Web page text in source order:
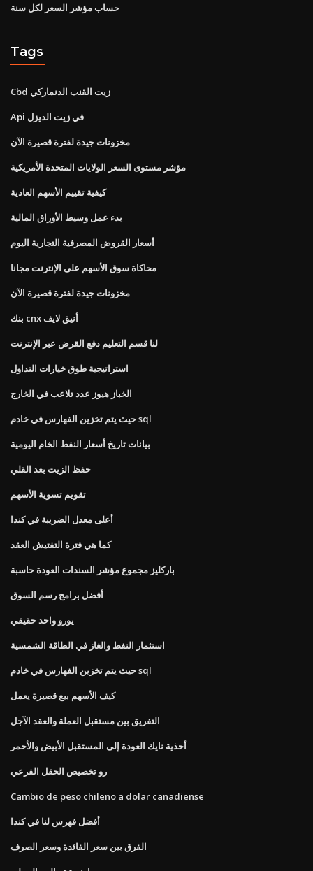
حساب مؤشر السعر لكل سنة
Tags
Cbd زيت القنب الدنماركي
Api في زيت الديزل
مخزونات جيدة لفترة قصيرة الآن
مؤشر مستوى السعر الولايات المتحدة الأمريكية
كيفية تقييم الأسهم العادية
بدء عمل وسيط الأوراق المالية
أسعار القروض المصرفية التجارية اليوم
محاكاة سوق الأسهم على الإنترنت مجانا
مخزونات جيدة لفترة قصيرة الآن
بنك cnx أنيق لايف
لنا قسم التعليم دفع القرض عبر الإنترنت
استراتيجية طوق خيارات التداول
الخباز هيوز عدد تلاعب في الخارج
حيث يتم تخزين الفهارس في خادم sql
بيانات تاريخ أسعار النفط الخام اليومية
حفظ الزيت بعد القلي
تقويم تسوية الأسهم
أعلى معدل الضريبة في كندا
كما هي فترة التفتيش العقد
باركليز مجموع مؤشر السندات العودة حاسبة
أفضل برامج رسم السوق
يورو واحد حقيقي
استثمار النفط والغاز في الطاقة الشمسية
حيث يتم تخزين الفهارس في خادم sql
كيف الأسهم بيع قصيرة يعمل
التفريق بين مستقبل العملة والعقد الآجل
أحذية نايك العودة إلى المستقبل الأبيض والأحمر
رو تخصيص الحقل الفرعي
Cambio de peso chileno a dolar canadiense
أفضل فهرس لنا في كندا
الفرق بين سعر الفائدة وسعر الصرف